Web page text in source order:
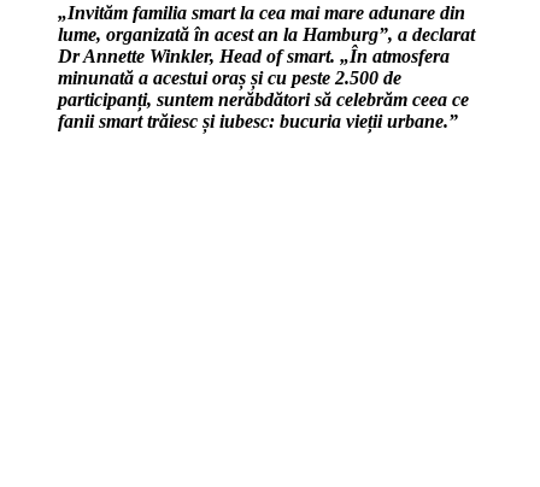
„Invităm familia smart la cea mai mare adunare din
lume, organizată în acest an la Hamburg”, a declarat
Dr Annette Winkler, Head of smart. „În atmosfera
minunată a acestui oraș și cu peste 2.500 de
participanți, suntem nerăbdători să celebrăm ceea ce
fanii smart trăiesc și iubesc: bucuria vieții urbane.”